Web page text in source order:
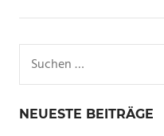
nach:
NEUESTE BEITRÄGE